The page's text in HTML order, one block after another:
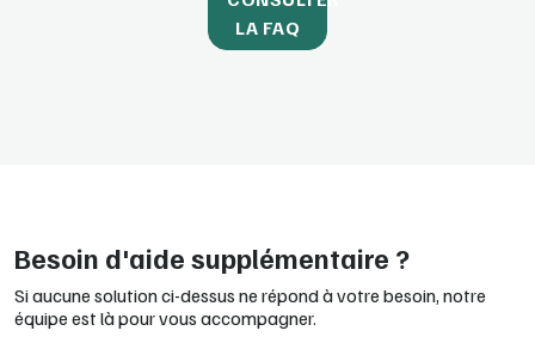
LA FAQ
Besoin d'aide supplémentaire ?
Si aucune solution ci-dessus ne répond à votre besoin, notre
équipe est là pour vous accompagner.